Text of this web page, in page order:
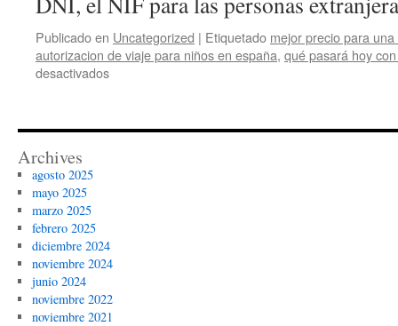
Publicado en Uncategorized | Etiquetado mejor precio para
autorizacion de viaje para niños en españa, qué pasará hoy
desactivadosen
new
Archives
agosto 2025
mayo 2025
marzo 2025
febrero 2025
diciembre 2024
noviembre 2024
junio 2024
noviembre 2022
noviembre 2021